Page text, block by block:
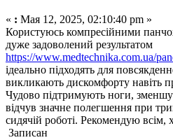
« : Мая 12, 2025, 02:10:40 pm »
Користуюсь компресійними
дуже задоволений результатом
https://www.medtechnika.com.ua/
ідеально підходять для
викликають дискомфорту навіть
Чудово підтримують ноги,
відчув значне полегшення при
сидячій роботі. Рекомендую всім,
Записан